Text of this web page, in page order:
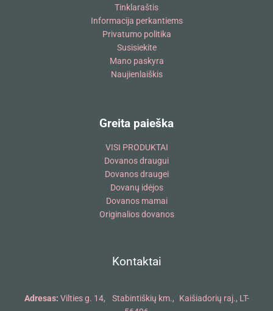
Tinklaraštis
Informacija perkantiems
Privatumo politika
Susisiekite
Mano paskyra
Naujienlaiškis
Greita paieška
VISI PRODUKTAI
Dovanos draugui
Dovanos draugei
Dovanų idėjos
Dovanos mamai
Originalios dovanos
Kontaktai
Adresas: Vilties g. 14, Stabintiškių km., Kaišiadorių raj., LT-